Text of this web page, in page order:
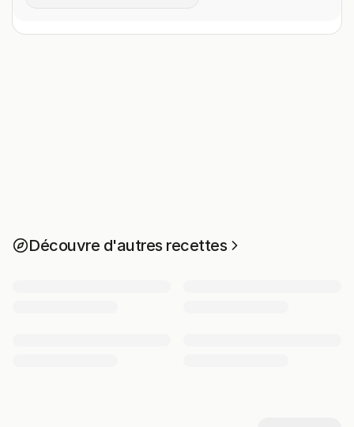
Découvre d'autres recettes